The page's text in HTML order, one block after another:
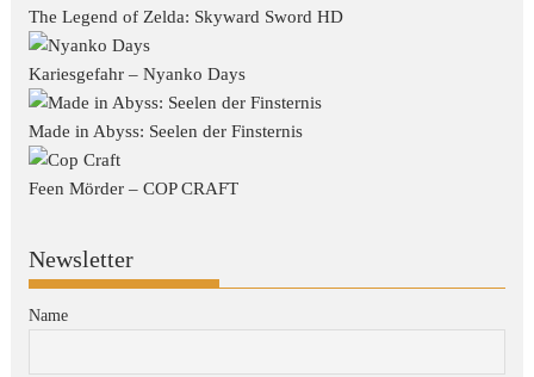
The Legend of Zelda: Skyward Sword HD
Kariesgefahr – Nyanko Days
Made in Abyss: Seelen der Finsternis
Feen Mörder – COP CRAFT
Newsletter
Name